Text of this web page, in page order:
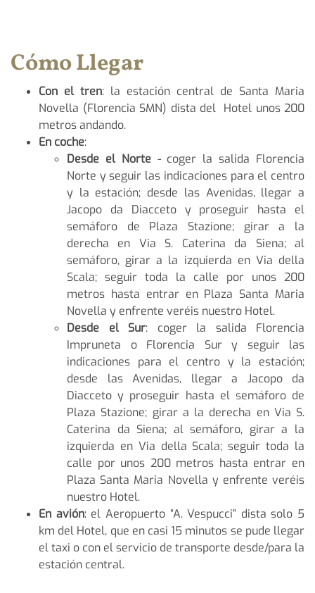
Cómo Llegar
Con el tren: la estación central de Santa Maria
Novella (Florencia SMN) dista del Hotel unos 200
metros andando.
En coche:
Desde el Norte- coger la salida Florencia
Norte y seguir las indicaciones para el centro
y la estación; desde las Avenidas, llegar a
Jacopo da Diacceto y proseguir hasta el
semáforo de Plaza Stazione; girar a la
derecha en Via S. Caterina da Siena; al
semáforo, girar a la izquierda en Via della
Scala; seguir toda la calle por unos 200
metros hasta entrar en Plaza Santa Maria
Novella y enfrente veréis nuestro Hotel.
Desde el Sur: coger la salida Florencia
Impruneta o Florencia Sur y seguir las
indicaciones para el centro y la estación;
desde las Avenidas, llegar a Jacopo da
Diacceto y proseguir hasta el semáforo de
Plaza Stazione; girar a la derecha en Via S.
Caterina da Siena; al semáforo, girar a la
izquierda en Via della Scala; seguir toda la
calle por unos 200 metros hasta entrar en
Plaza Santa Maria Novella y enfrente veréis
nuestro Hotel.
En avión: el Aeropuerto “A. Vespucci” dista solo 5
km del Hotel, que en casi 15 minutos se pude llegar
el taxi o con el servicio de transporte desde/para la
estación central.